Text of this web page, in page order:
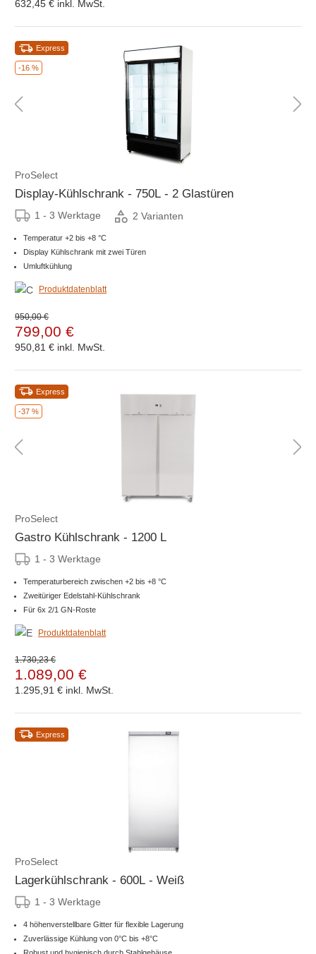
632,45 € inkl. MwSt.
-16 %
Express
ProSelect
Display-Kühlschrank - 750L - 2 Glastüren
1 - 3 Werktage 2 Varianten
Temperatur +2 bis +8 °C
Display Kühlschrank mit zwei Türen
Umluftkühlung
Produktdatenblatt
950,00 €
799,00 €
950,81 € inkl. MwSt.
-37 %
Express
ProSelect
Gastro Kühlschrank - 1200 L
1 - 3 Werktage
Temperaturbereich zwischen +2 bis +8 °C
Zweitüriger Edelstahl-Kühlschrank
Für 6x 2/1 GN-Roste
Produktdatenblatt
1.730,23 €
1.089,00 €
1.295,91 € inkl. MwSt.
Express
ProSelect
Lagerkühlschrank - 600L - Weiß
1 - 3 Werktage
4 höhenverstellbare Gitter für flexible Lagerung
Zuverlässige Kühlung von 0°C bis +8°C